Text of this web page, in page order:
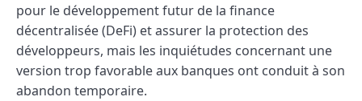
pour le développement futur de la finance
décentralisée (DeFi) et assurer la protection des
développeurs, mais les inquiétudes concernant une
version trop favorable aux banques ont conduit à son
abandon temporaire.